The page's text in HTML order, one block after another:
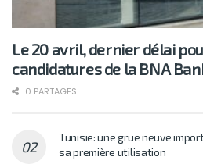
Le 20 avril, dernier délai
candidatures de la BNA
0 PARTAGES
Tunisie: une grue neuve
sa première utilisation